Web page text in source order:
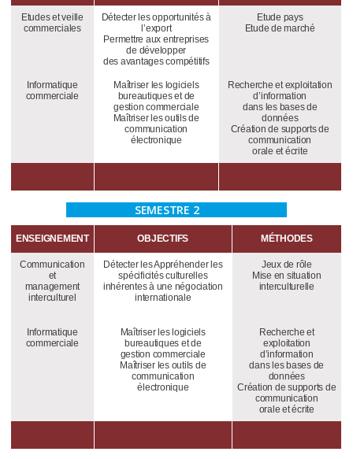
Etudes et veille
commerciales
Détecter les opportunités à
l’export
Permettre aux entreprises
de développer
des avantages compétitifs
Etude pays
Etude de marché
Informatique
commerciale
Maîtriser les logiciels
bureautiques et de
gestion commerciale
Maîtriser les outils de
communication
électronique
Recherche et exploitation
d’information
dans les bases de
données
Création de supports de
communication
orale et écrite
SEMESTRE 2
ENSEIGNEMENT OBJECTIFS MÉTHODES
Communication
et
management
interculturel
Détecter les Appréhender les
spécificités culturelles
inhérentes à une négociation
internationale
Jeux de rôle
Mise en situation
interculturelle
Informatique
commerciale
Maîtriser les logiciels
bureautiques et de
gestion commerciale
Maîtriser les outils de
communication
électronique
Recherche et
exploitation
d’information
dans les bases de
données
Création de supports de
communication
orale et écrite